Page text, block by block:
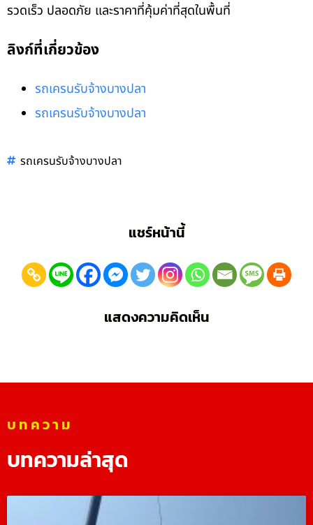
รวดเร็ว ปลอดภัย และราคาที่คุ้มค่าที่สุดในพื้นที่
ลิงก์ที่เกี่ยวข้อง
รถเครนรับจ้างบางปลา
รถเครนรับจ้างบางปลา
รถเครนรับจ้างบางปลา
แชร์หน้านี้
แสดงความคิดเห็น
บทความ
บทความล่าสุด